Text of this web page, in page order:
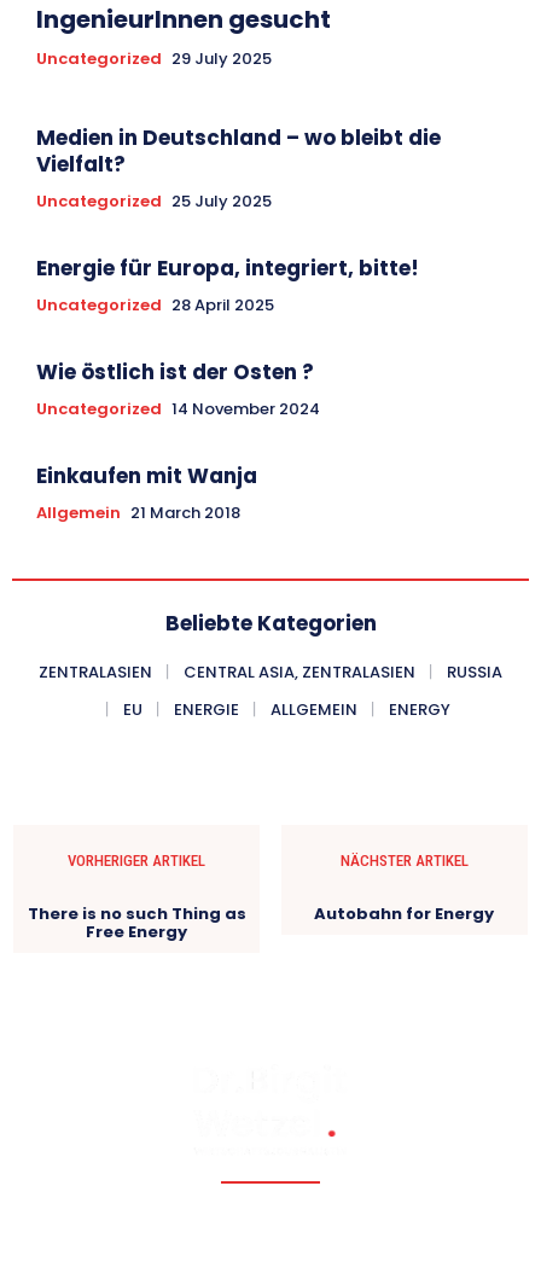
IngenieurInnen gesucht
Uncategorized 29 July 2025
Medien in Deutschland – wo bleibt die
Vielfalt?
Uncategorized 25 July 2025
Energie für Europa, integriert, bitte!
Uncategorized 28 April 2025
Wie östlich ist der Osten ?
Uncategorized 14 November 2024
Einkaufen mit Wanja
Allgemein 21 March 2018
Beliebte Kategorien
ZENTRALASIEN CENTRAL ASIA, ZENTRALASIEN
RUSSIA
EU
ENERGIE ALLGEMEIN ENERGY
VORHERIGER ARTIKEL
There is no such Thing as
Free Energy
NÄCHSTER ARTIKEL
Autobahn for Energy